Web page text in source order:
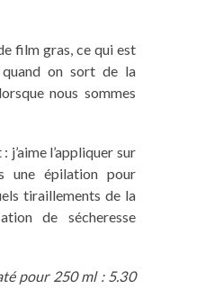
film gras, ce qui est
on sort de la
nous sommes
j’aime l’appliquer sur
une épilation pour
tiraillements de la
de sécheresse
pour 250 ml : 5.30